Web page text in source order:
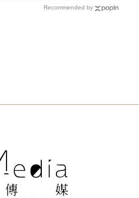
Recommended by